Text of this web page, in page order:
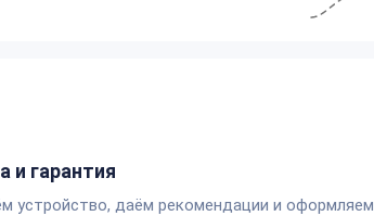
и гарантия
устройство, даём рекомендации и оформляем